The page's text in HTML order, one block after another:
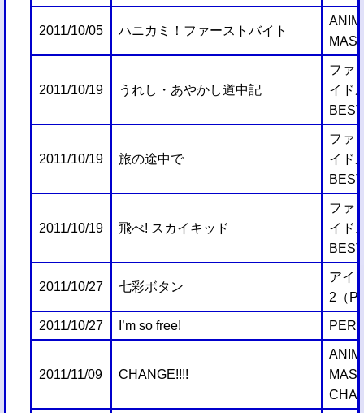
2011/10/05 ハニカミ！ファーストバイト
2011/10/19 うれし・あやかし道中記
ファ
イド
2011/10/19 旅の途中で
ファ
イド
2011/10/19 飛べ! スカイキッド
ファ
イド
2011/10/27 七彩ボタン
アイ
2（
2011/10/27 I’m so free!
2011/11/09 CHANGE!!!!